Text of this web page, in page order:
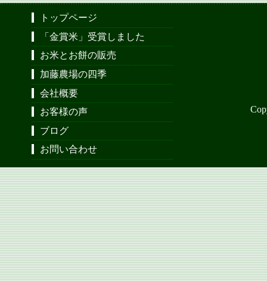
トップページ
「金賞米」受賞しました
お米とお餅の販売
加藤農場の四季
会社概要
お客様の声
ブログ
お問い合わせ